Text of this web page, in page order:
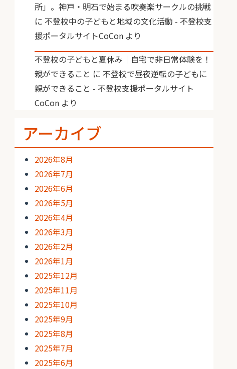
所」。神戸・明石で始まる吹奏楽サークルの挑戦
に 不登校中の子どもと地域の文化活動 - 不登校支
援ポータルサイトCoCon より
不登校の子どもと夏休み｜自宅で非日常体験を！
親ができること に 不登校で昼夜逆転の子どもに
親ができること - 不登校支援ポータルサイト
CoCon より
アーカイブ
2026年8月
2026年7月
2026年6月
2026年5月
2026年4月
2026年3月
2026年2月
2026年1月
2025年12月
2025年11月
2025年10月
2025年9月
2025年8月
2025年7月
2025年6月